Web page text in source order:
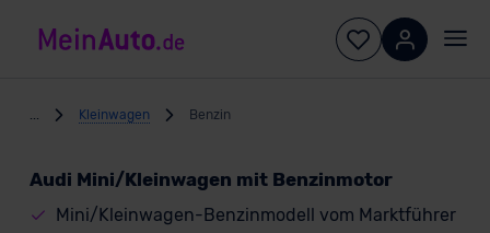
Kleinwagen Benzin
Audi Mini/Kleinwagen mit Benzinmotor
Mini/Kleinwagen-Benzinmodell vom Marktführer